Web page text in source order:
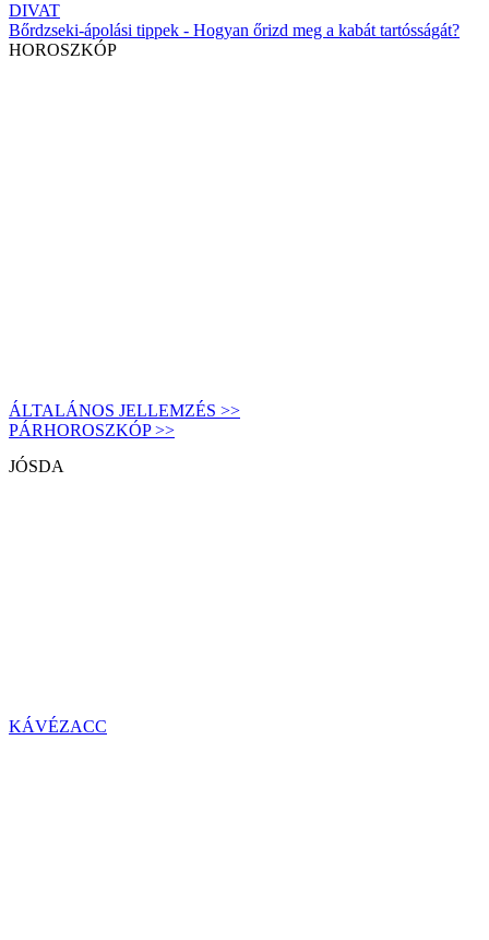
DIVAT
Bőrdzseki-ápolási tippek - Hogyan őrizd meg a kabát tartósságát?
HOROSZKÓP
ÁLTALÁNOS JELLEMZÉS >>
PÁRHOROSZKÓP >>
JÓSDA
KÁVÉZACC